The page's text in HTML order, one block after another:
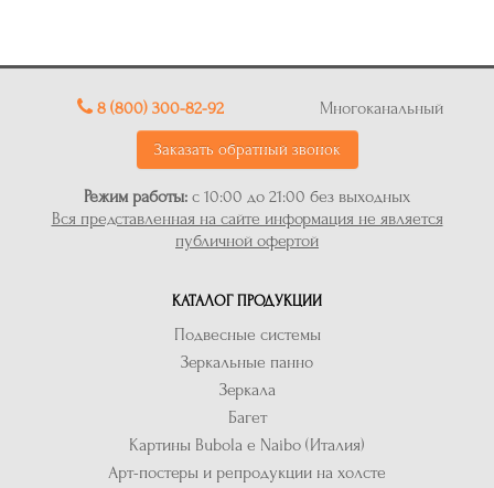
8 (800) 300-82-92 Многоканальный
Заказать обратный звонок
Режим работы: с 10:00 до 21:00 без выходных
Вся представленная на сайте информация не является
публичной офертой
КАТАЛОГ ПРОДУКЦИИ
Подвесные системы
Зеркальные панно
Зеркала
Багет
Картины Bubola e Naibo (Италия)
Арт-постеры и репродукции на холсте